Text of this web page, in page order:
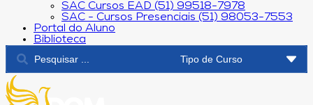
SAC Cursos EAD (51) 99518-7978
SAC - Cursos Presenciais (51) 98053-7553
Portal do Aluno
Biblioteca